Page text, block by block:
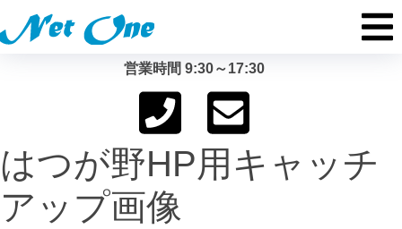
営業時間 9:30～17:30
はつが野HP用キャッチ
アップ画像